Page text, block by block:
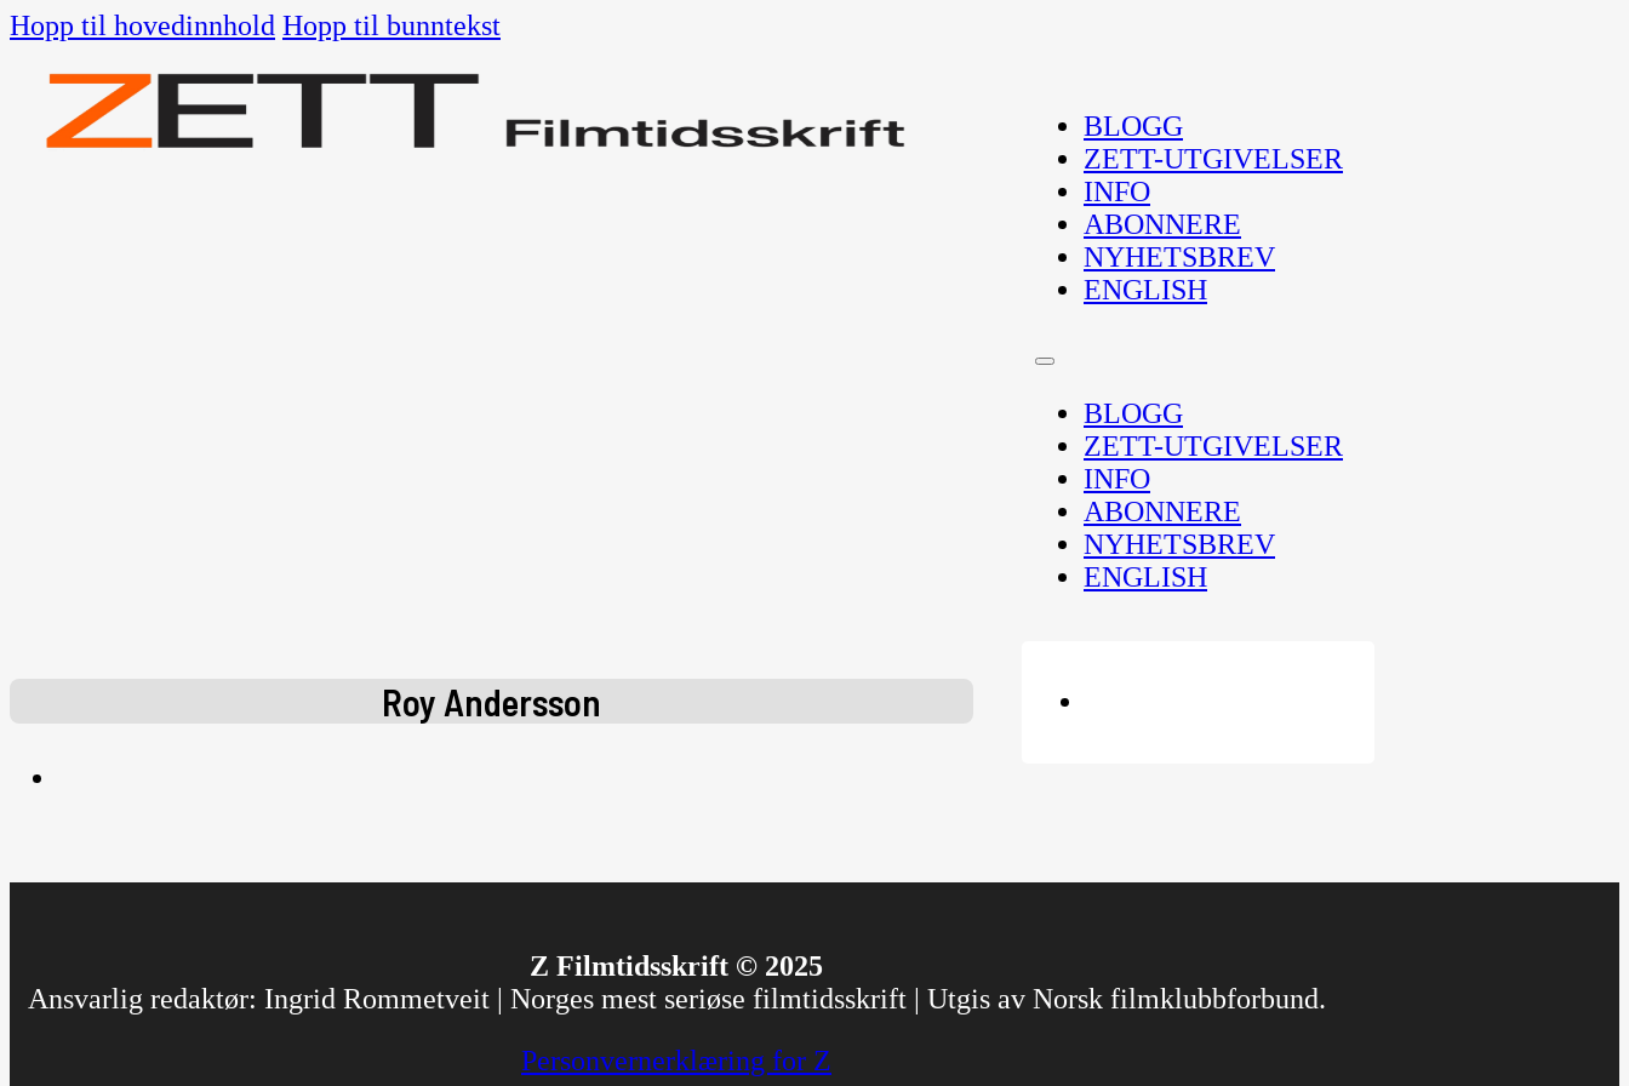
Hopp til hovedinnhold Hopp til bunntekst
BLOGG
ZETT-UTGIVELSER
INFO
ABONNERE
NYHETSBREV
ENGLISH
BLOGG
ZETT-UTGIVELSER
INFO
ABONNERE
NYHETSBREV
ENGLISH
Roy Andersson
Z Filmtidsskrift © 2025
Ansvarlig redaktør: Ingrid Rommetveit | Norges mest seriøse filmtidsskrift | Utgis av Norsk filmklubbforbund.
Personvernerklæring for Z